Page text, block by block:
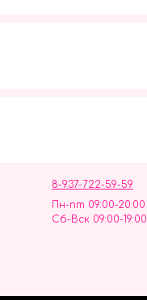
8-937-722-59-59
Пн-пт 09:00-20:00
Сб-Вск 09:00-19:00